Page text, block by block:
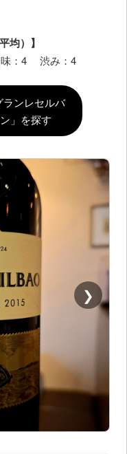
均）】
：4 渋み：4
ンレセルバ
」を探す
❯